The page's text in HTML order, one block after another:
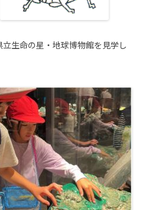
生命の星・地球博物館を見学し